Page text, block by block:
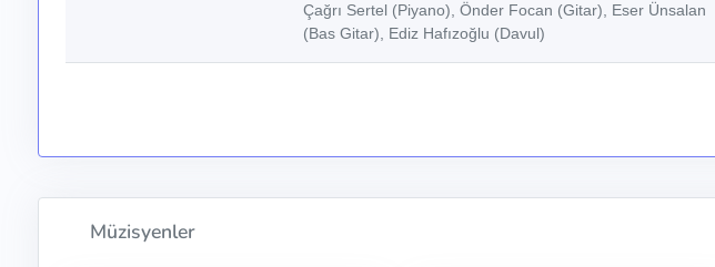
Çağrı Sertel (Piyano), Önder Focan (Gitar), Eser Ünsalan
(Bas Gitar), Ediz Hafızoğlu (Davul)
Müzisyenler